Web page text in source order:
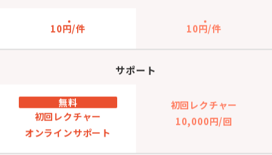
10円/件 10円/件
サポート
無料
初回レクチャー
オンラインサポート
初回レクチャー
10,000円/回